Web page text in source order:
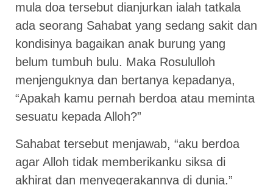
mula doa tersebut dianjurkan ialah tatkala
ada seorang Sahabat yang sedang sakit dan
kondisinya bagaikan anak burung yang
belum tumbuh bulu. Maka Rosululloh
menjenguknya dan bertanya kepadanya,
“Apakah kamu pernah berdoa atau meminta
sesuatu kepada Alloh?”
Sahabat tersebut menjawab, “aku berdoa
agar Alloh tidak memberikanku siksa di
akhirat dan menyegerakannya di dunia.”